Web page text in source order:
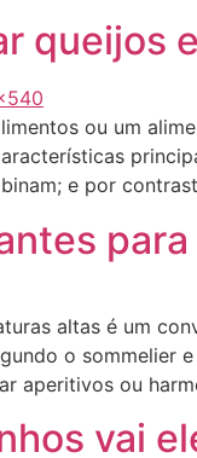
queijos
ou um
e por
altas é um
o sommelier
aperitivos ou
vai